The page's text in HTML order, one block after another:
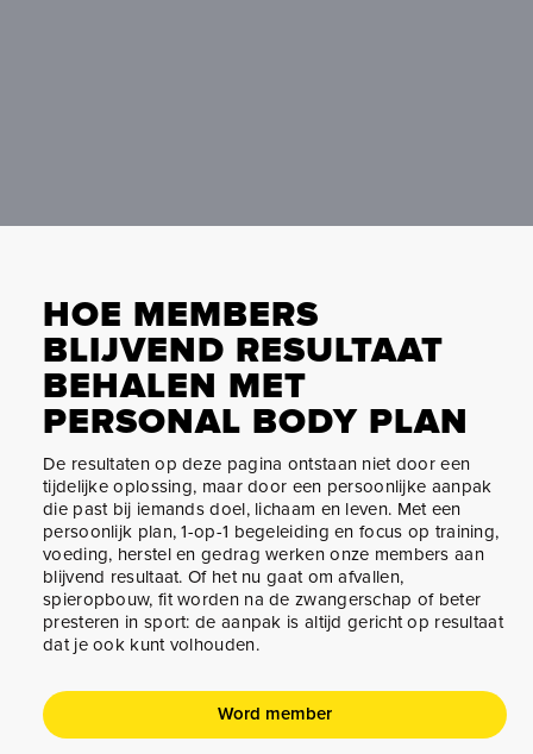
HOE MEMBERS
BLIJVEND RESULTAAT
BEHALEN MET
PERSONAL BODY PLAN
De resultaten op deze pagina ontstaan niet door een
tijdelijke oplossing, maar door een persoonlijke aanpak
die past bij iemands doel, lichaam en leven. Met een
persoonlijk plan, 1-op-1 begeleiding en focus op training,
voeding, herstel en gedrag werken onze members aan
blijvend resultaat. Of het nu gaat om afvallen,
spieropbouw, fit worden na de zwangerschap of beter
presteren in sport: de aanpak is altijd gericht op resultaat
dat je ook kunt volhouden.
Word member